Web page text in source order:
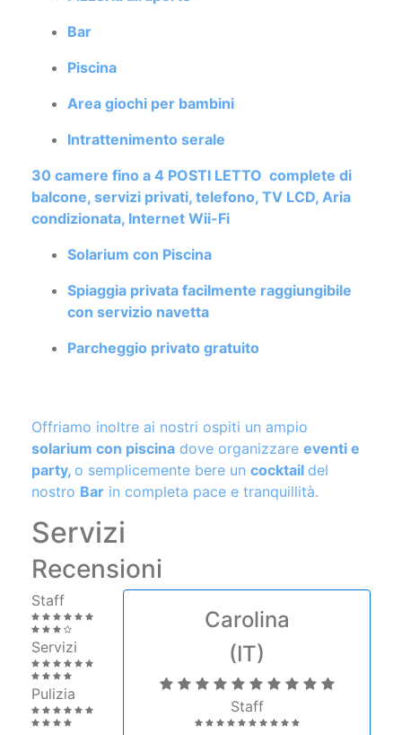
balcone, servizi privati, telefono, TV LCD, Aria
condizionata, Internet Wii-Fi
con servizio navetta
solarium con piscinadove organizzareeventi e
party,o semplicemente bere uncocktaildel
nostroBarin completa pace e tranquillità.
Servizi
Recensioni
Staff
Servizi
Pulizia
Comfort
(IT)
Staff
Services